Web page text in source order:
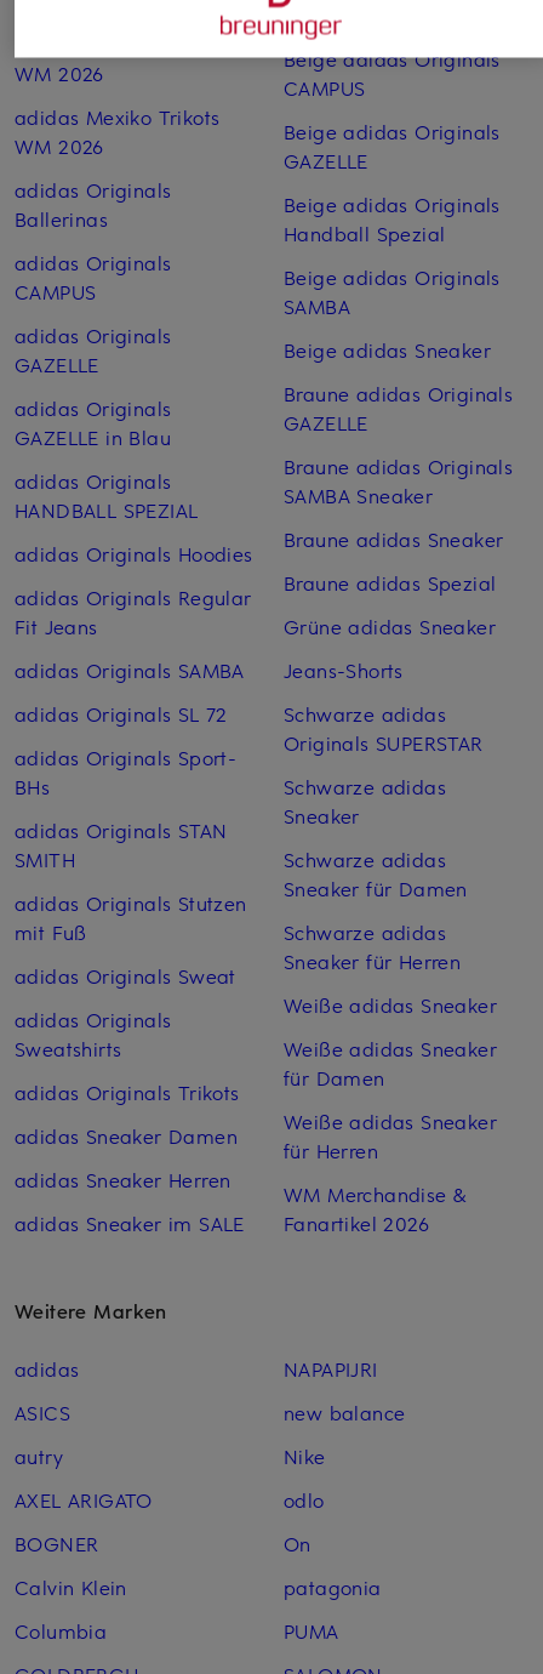
adidas Kolumbien Trikots
WM 2026
adidas Mexiko Trikots
WM 2026
adidas Originals
Ballerinas
adidas Originals
CAMPUS
adidas Originals
GAZELLE
adidas Originals
GAZELLE in Blau
adidas Originals
HANDBALL SPEZIAL
adidas Originals Hoodies
adidas Originals Regular
Fit Jeans
adidas Originals SAMBA
adidas Originals SL 72
adidas Originals Sport-
BHs
adidas Originals STAN
SMITH
adidas Originals Stutzen
mit Fuß
adidas Originals Sweat
adidas Originals
Sweatshirts
adidas Originals Trikots
adidas Sneaker Damen
adidas Sneaker Herren
adidas Sneaker im SALE
adidas WM Trikots 2026
Beige adidas Originals
CAMPUS
Beige adidas Originals
GAZELLE
Beige adidas Originals
Handball Spezial
Beige adidas Originals
SAMBA
Beige adidas Sneaker
Braune adidas Originals
GAZELLE
Braune adidas Originals
SAMBA Sneaker
Braune adidas Sneaker
Braune adidas Spezial
Grüne adidas Sneaker
Jeans-Shorts
Schwarze adidas
Originals SUPERSTAR
Schwarze adidas
Sneaker
Schwarze adidas
Sneaker für Damen
Schwarze adidas
Sneaker für Herren
Weiße adidas Sneaker
Weiße adidas Sneaker
für Damen
Weiße adidas Sneaker
für Herren
WM Merchandise &
Fanartikel 2026
Weitere Marken
adidas
ASICS
autry
AXEL ARIGATO
BOGNER
Calvin Klein
Columbia
NAPAPIJRI
new balance
Nike
odlo
On
patagonia
PUMA